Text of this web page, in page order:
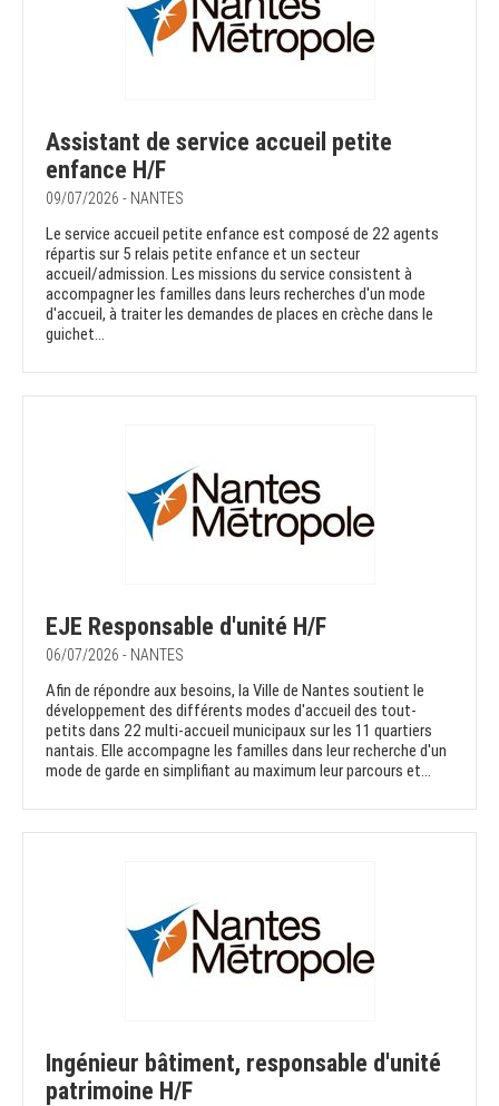
Assistant de service accueil petite
enfance H/F
09/07/2026 - NANTES
Le service accueil petite enfance est composé de 22 agents
répartis sur 5 relais petite enfance et un secteur
accueil/admission. Les missions du service consistent à
accompagner les familles dans leurs recherches d'un mode
d'accueil, à traiter les demandes de places en crèche dans le
guichet...
EJE Responsable d'unité H/F
06/07/2026 - NANTES
Afin de répondre aux besoins, la Ville de Nantes soutient le
développement des différents modes d'accueil des tout-
petits dans 22 multi-accueil municipaux sur les 11 quartiers
nantais. Elle accompagne les familles dans leur recherche d'un
mode de garde en simplifiant au maximum leur parcours et...
Ingénieur bâtiment, responsable d'unité
patrimoine H/F